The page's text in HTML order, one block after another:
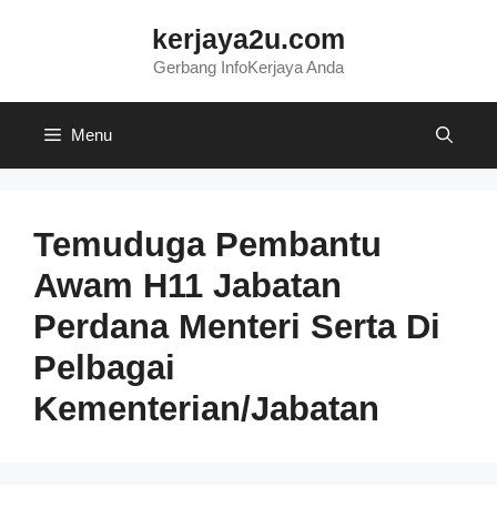
kerjaya2u.com
Gerbang InfoKerjaya Anda
Menu
Temuduga Pembantu
Awam H11 Jabatan
Perdana Menteri Serta Di
Pelbagai
Kementerian/Jabatan